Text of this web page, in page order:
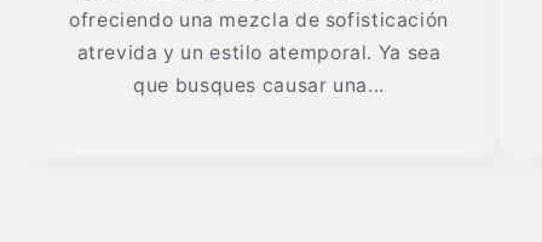
ofreciendo una mezcla de sofisticación
atrevida y un estilo atemporal. Ya sea
que busques causar una...